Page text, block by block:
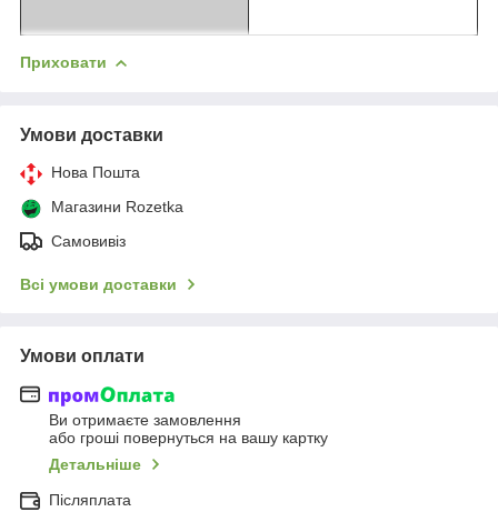
Приховати
Умови доставки
Нова Пошта
Магазини Rozetka
Самовивіз
Всі умови доставки
Умови оплати
Ви отримаєте замовлення
або гроші повернуться на вашу картку
Детальніше
Післяплата